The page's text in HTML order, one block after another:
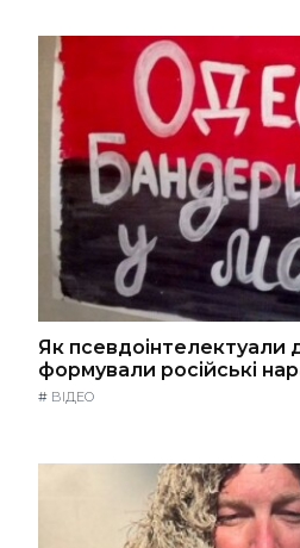
Як псевдоінтелектуали
формували російські
# ВІДЕО